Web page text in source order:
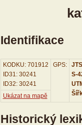
Identifikace
KODKU: 701912
ID31: 30241
ID32: 30241
GPS:
S-
Ukázat na mapě
Historický